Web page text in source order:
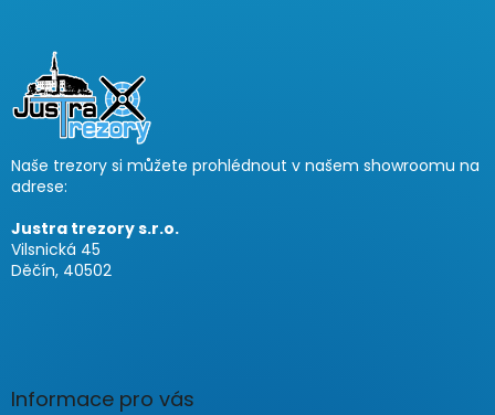
e
Naše trezory si můžete prohlédnout v našem showroomu na
adrese:
Justra trezory s.r.o.
Vilsnická 45
Děčín, 40502
Informace pro vás